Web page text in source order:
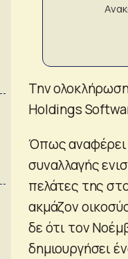
Την
Holdings
Όπως αναφέρει
συναλλαγής
πελάτες της
ακμάζον
δε ότι τον
δημιουργήσει